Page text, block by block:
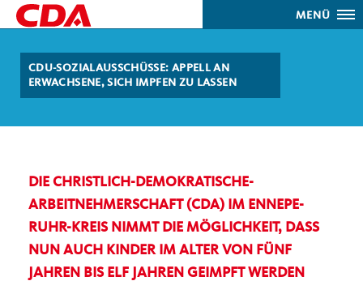
MENÜ
CDU-SOZIALAUSSCHÜSSE: APPELL AN
ERWACHSENE, SICH IMPFEN ZU LASSEN
DIE CHRISTLICH-DEMOKRATISCHE-
ARBEITNEHMERSCHAFT (CDA) IM ENNEPE-
RUHR-KREIS NIMMT DIE MÖGLICHKEIT, DASS
NUN AUCH KINDER IM ALTER VON FÜNF
JAHREN BIS ELF JAHREN GEIMPFT WERDEN